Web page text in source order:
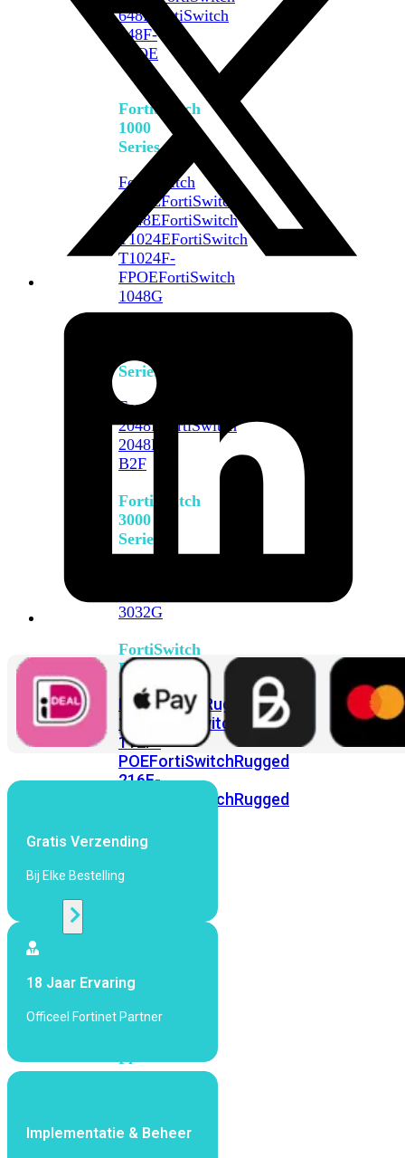
648F
FortiSwitch
648F-
FPOE
FortiSwitch
1000
Series
FortiSwitch
1024EFortiSwitch
1048EFortiSwitch
T1024EFortiSwitch
T1024F-
FPOEFortiSwitch
1048G
Series
FortiSwitch
2048F
FortiSwitch
2048F-
B2F
FortiSwitch
3000
Series
3032G
FortiSwitch
Ruggedized
FortiSwitchRugged
108F
FortiSwitchRugged
112F-
POEFortiSwitchRugged
216F-
FortiSwitchRugged
POE
Points
Fi
Fi
Gratis Verzending
Bij Elke Bestelling
18 Jaar Ervaring
Officeel Fortinet Partner
Implementatie & Beheer